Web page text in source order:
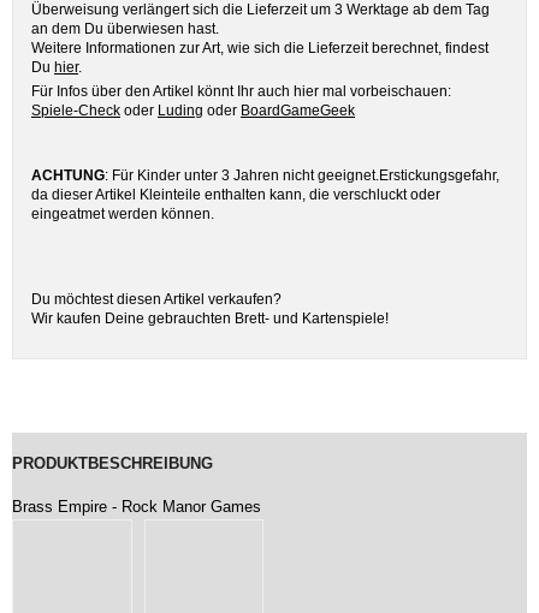
Überweisung verlängert sich die Lieferzeit um 3 Werktage ab dem Tag
an dem Du überwiesen hast.
Weitere Informationen zur Art, wie sich die Lieferzeit berechnet, findest
Du hier.
Für Infos über den Artikel könnt Ihr auch hier mal vorbeischauen:
Spiele-Check oder Luding oder BoardGameGeek
ACHTUNG: Für Kinder unter 3 Jahren nicht geeignet.Erstickungsgefahr,
da dieser Artikel Kleinteile enthalten kann, die verschluckt oder
eingeatmet werden können.
Du möchtest diesen Artikel verkaufen?
Wir kaufen Deine gebrauchten Brett- und Kartenspiele!
PRODUKTBESCHREIBUNG
Brass Empire - Rock Manor Games